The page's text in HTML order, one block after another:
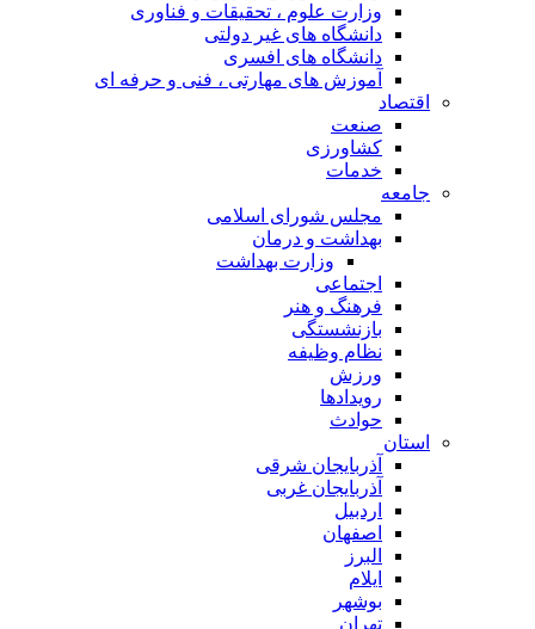
وزارت علوم ، تحقیقات و فناوری
دانشگاه های غیر دولتی
دانشگاه های افسری
آموزش های مهارتی ، فنی و حرفه ای
اقتصاد
صنعت
کشاورزی
خدمات
جامعه
مجلس شورای اسلامی
بهداشت و درمان
وزارت بهداشت
اجتماعی
فرهنگ و هنر
بازنشستگی
نظام وظیفه
ورزش
رویدادها
حوادث
استان
آذربایجان شرقی
آذربایجان غربی
اردبیل
اصفهان
البرز
ایلام
بوشهر
تهران